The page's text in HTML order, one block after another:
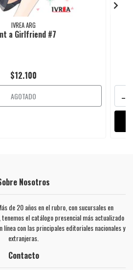
IVREA ARG
a Girlfriend #7
$12.100
AGOTADO -
Nosotros
de 20 años en el rubro, con sucursales en
el catálogo presencial más actualizado
línea con las principales editoriales nacionales y
extranjeras.
Contacto